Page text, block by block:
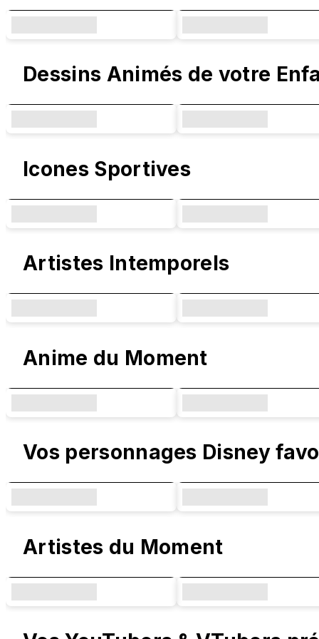
Dessins Animés de votre
Icones Sportives
Artistes Intemporels
Anime du Moment
Vos personnages Disney
Artistes du Moment